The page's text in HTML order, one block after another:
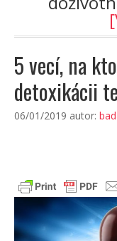
5 vecí, na
detoxikácii
06/01/2019 autor: